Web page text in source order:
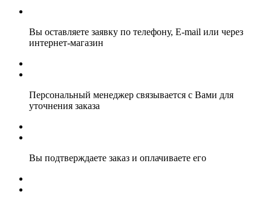
Вы оставляете заявку по телефону, E-mail или через
интернет-магазин
Персональный менеджер связывается с Вами для
уточнения заказа
Вы подтверждаете заказ и оплачиваете его